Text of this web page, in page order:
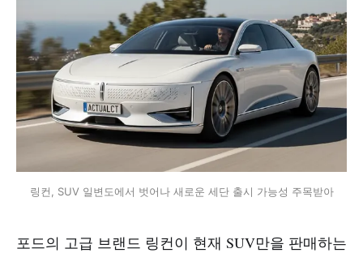
링컨, SUV 일변도에서 벗어나 새로운 세단 출시 가능성 주목받아
포드의 고급 브랜드 링컨이 현재 SUV만을 판매하는